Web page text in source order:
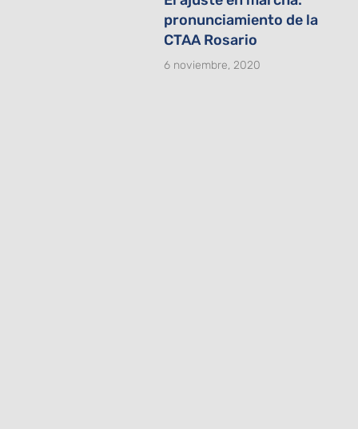
pronunciamiento de la
CTAA Rosario
6 noviembre, 2020